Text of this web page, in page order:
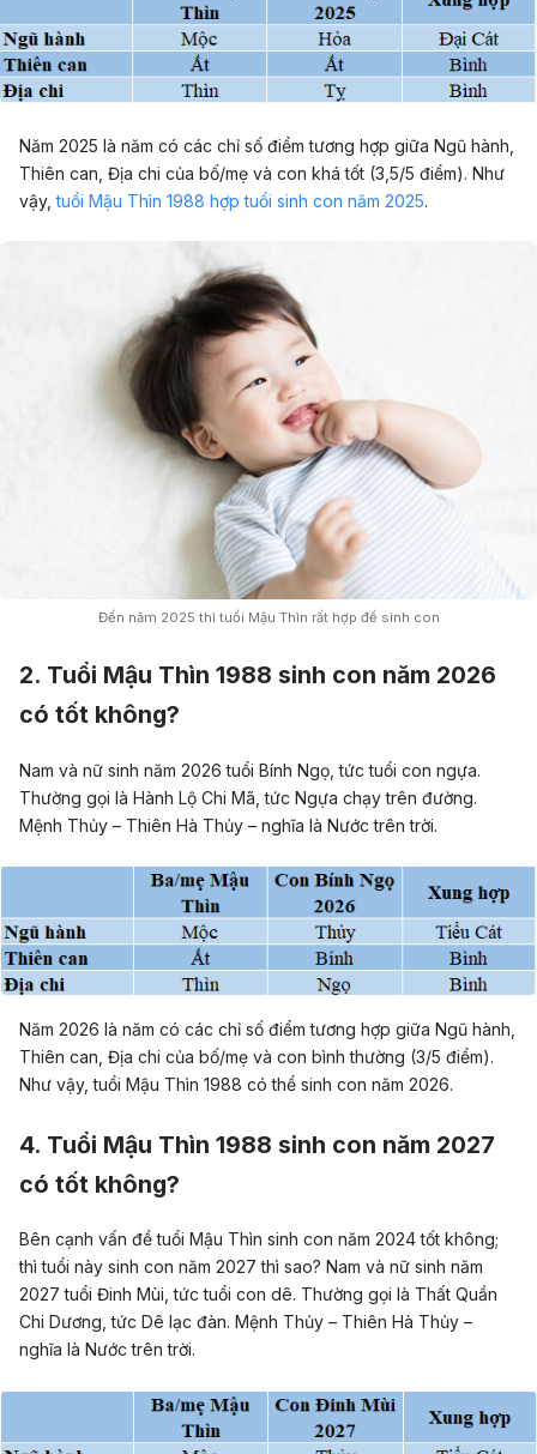
Năm 2025 là năm có các chỉ số điểm tương hợp giữa Ngũ hành,
Thiên can, Địa chi của bố/mẹ và con khá tốt (3,5/5 điểm). Như
vậy,tuổi Mậu Thìn 1988 hợp tuổi sinh con năm 2025.
Đến năm 2025 thì tuổi Mậu Thìn rất hợp để sinh con
2. Tuổi Mậu Thìn 1988 sinh con năm 2026
có tốt không?
Nam và nữ sinh năm 2026 tuổi Bính Ngọ, tức tuổi con ngựa.
Thường gọi là Hành Lộ Chi Mã, tức Ngựa chạy trên đường.
Mệnh Thủy – Thiên Hà Thủy – nghĩa là Nước trên trời.
Năm 2026 là năm có các chỉ số điểm tương hợp giữa Ngũ hành,
Thiên can, Địa chi của bố/mẹ và con bình thường (3/5 điểm).
Như vậy, tuổi Mậu Thìn 1988 có thể sinh con năm 2026.
4. Tuổi Mậu Thìn 1988 sinh con năm 2027
có tốt không?
Bên cạnh vấn đề tuổi Mậu Thìn sinh con năm 2024 tốt không;
thì tuổi này sinh con năm 2027 thì sao? Nam và nữ sinh năm
2027 tuổi Đinh Mùi, tức tuổi con dê. Thường gọi là Thất Quần
Chi Dương, tức Dê lạc đàn. Mệnh Thủy – Thiên Hà Thủy –
nghĩa là Nước trên trời.